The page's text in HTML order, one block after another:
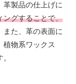
革製品の仕上げに
ングすることで、
また、革の表面に
植物系ワックス